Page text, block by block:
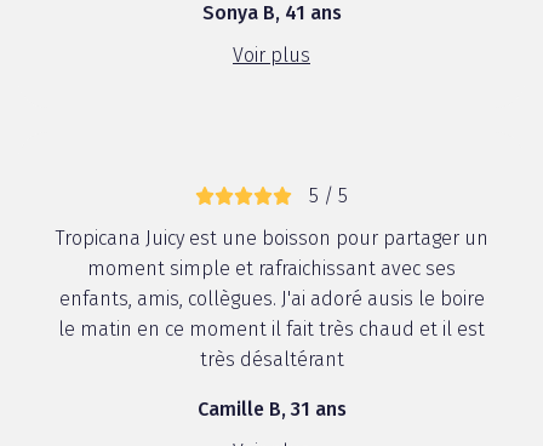
Sonya B, 41 ans
Voir plus
5 / 5
Tropicana Juicy est une boisson pour partager un
moment simple et rafraichissant avec ses
enfants, amis, collègues. J'ai adoré ausis le boire
le matin en ce moment il fait très chaud et il est
très désaltérant
Camille B, 31 ans